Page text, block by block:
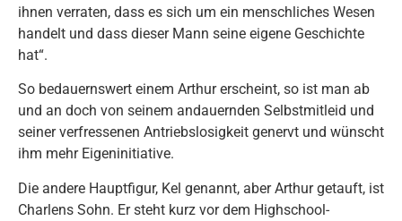
ihnen verraten, dass es sich um ein menschliches Wesen
handelt und dass dieser Mann seine eigene Geschichte
hat“.
So bedauernswert einem Arthur erscheint, so ist man ab
und an doch von seinem andauernden Selbstmitleid und
seiner verfressenen Antriebslosigkeit genervt und wünscht
ihm mehr Eigeninitiative.
Die andere Hauptfigur, Kel genannt, aber Arthur getauft, ist
Charlens Sohn. Er steht kurz vor dem Highschool-